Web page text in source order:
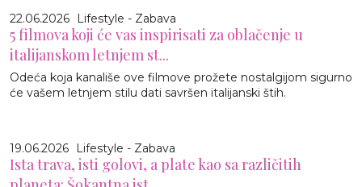
22.06.2026 Lifestyle - Zabava
5 filmova koji će vas inspirisati za oblačenje u
italijanskom letnjem st...
Odeća koja kanališe ove filmove prožete nostalgijom sigurno
će vašem letnjem stilu dati savršen italijanski štih.
19.06.2026 Lifestyle - Zabava
Ista trava, isti golovi, a plate kao sa različitih